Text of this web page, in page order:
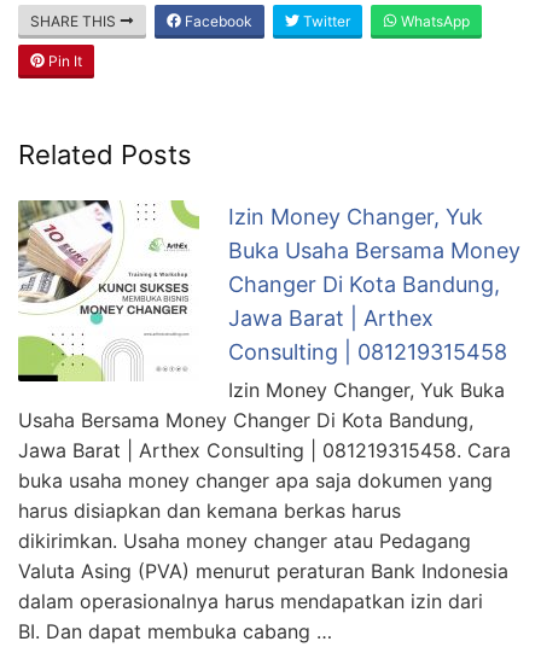
SHARE THIS Facebook Twitter WhatsApp
Pin It
Related Posts
Izin Money Changer, Yuk
Buka Usaha Bersama Money
Changer Di Kota Bandung,
Jawa Barat | Arthex
Consulting | 081219315458
Izin Money Changer, Yuk Buka
Usaha Bersama Money Changer Di Kota Bandung,
Jawa Barat | Arthex Consulting | 081219315458. Cara
buka usaha money changer apa saja dokumen yang
harus disiapkan dan kemana berkas harus
dikirimkan. Usaha money changer atau Pedagang
Valuta Asing (PVA) menurut peraturan Bank Indonesia
dalam operasionalnya harus mendapatkan izin dari
BI. Dan dapat membuka cabang …